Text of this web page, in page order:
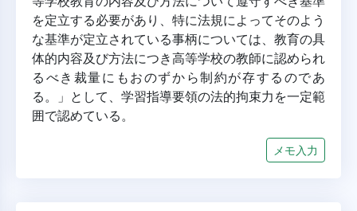
を定立する必要があり、特に法規によってそのよう
な基準が定立されている事柄については、教育の具
体的内容及び方法につき高等学校の教師に認められ
るべき裁量にもおのずから制約が存するのであ
る。」として、学習指導要領の法的拘束力を一定範
囲で認めている。
メモ入力